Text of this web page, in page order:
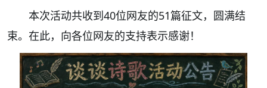
本次活动共收到40位网友的51篇征文，圆满结
束。在此，向各位网友的支持表示感谢！